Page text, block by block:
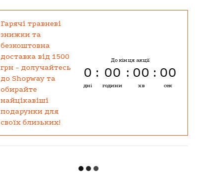
Гарячі травневі
знижки та
безкоштовна
доставка від 1500
грн - долучайтесь
до Shopway та
обирайте
найцікавіші
подарунки для
своїх близьких!
До кінця акції
0
дні
00
години
00
хв
00
сек